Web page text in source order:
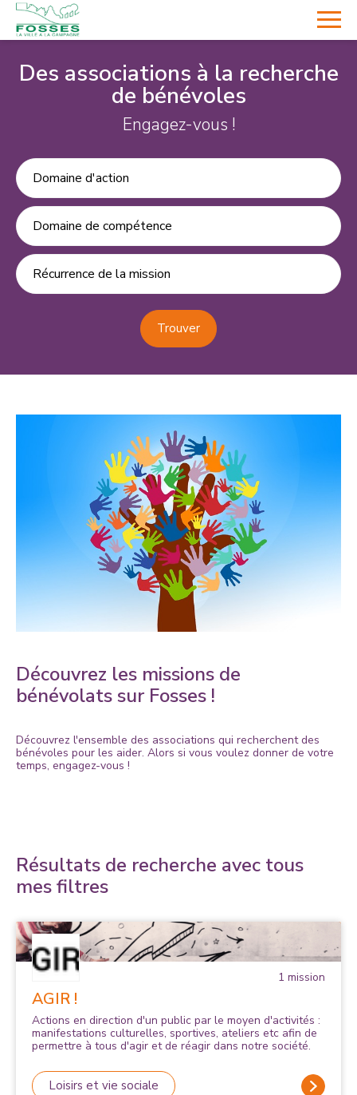
Des associations à la recherche
de bénévoles
Engagez-vous !
Domaine d'action
Domaine de compétence
Récurrence de la mission
Trouver
Découvrez les missions de
bénévolats sur Fosses !
Découvrez l'ensemble des associations qui recherchent des
bénévoles pour les aider. Alors si vous voulez donner de votre
temps, engagez-vous !
Résultats de recherche avec tous
mes filtres
1 mission
AGIR !
Actions en direction d'un public par le moyen d'activités :
manifestations culturelles, sportives, ateliers etc afin de
permettre à tous d'agir et de réagir dans notre société.
Loisirs et vie sociale